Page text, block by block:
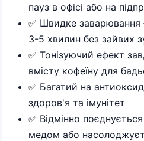
пауз в офісі або на
✅ Швидке
3-5 хвилин без зайвих
✅ Тонізуючий ефект
вмісту кофеїну для
✅ Багатий на
здоров'я та імунітет
✅ Відмінно
медом або